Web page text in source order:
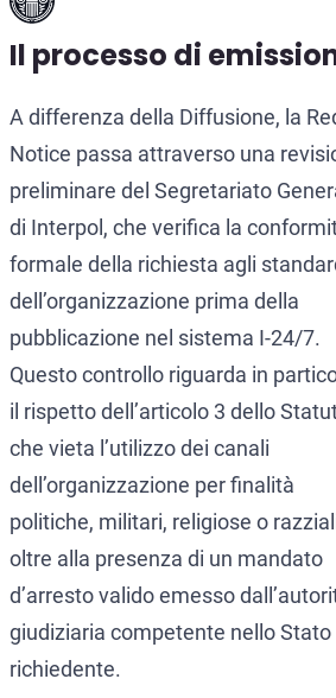
Il processo di
A differenza della Diffusione, la
Notice passa attraverso una
preliminare del Segretariato
di Interpol, che verifica la
formale della richiesta agli
dell’organizzazione prima della
pubblicazione nel sistema I-24/7.
Questo controllo riguarda in
il rispetto dell’articolo 3 dello
che vieta l’utilizzo dei canali
dell’organizzazione per finalità
politiche, militari, religiose o
oltre alla presenza di un mandato
d’arresto valido emesso
giudiziaria competente nello Stato
richiedente.